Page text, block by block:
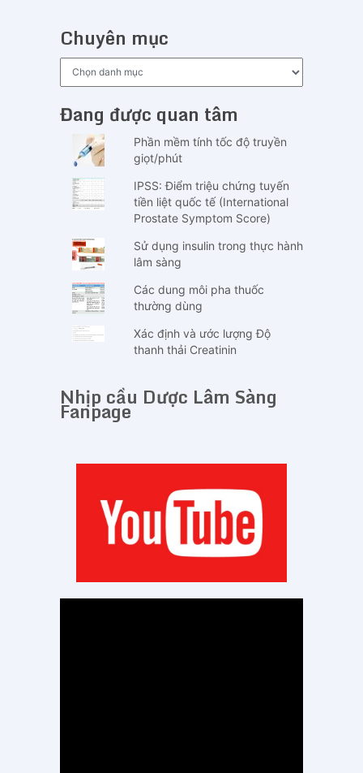
Chuyên mục
Đang được quan tâm
Phần mềm tính tốc độ truyền
giọt/phút
IPSS: Điểm triệu chứng tuyến
tiền liệt quốc tế (International
Prostate Symptom Score)
Sử dụng insulin trong thực hành
lâm sàng
Các dung môi pha thuốc
thường dùng
Xác định và ước lượng Độ
thanh thải Creatinin
Nhịp cầu Dược Lâm Sàng
Fanpage